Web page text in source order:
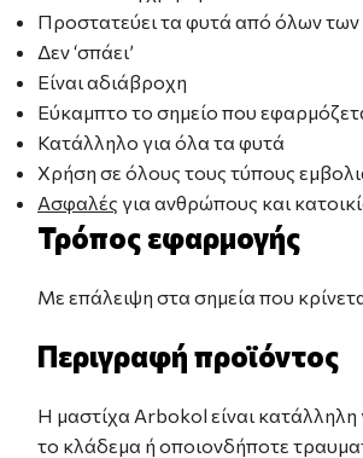
Προστατεύει τα φυτά από όλων των
Δεν ‘σπάει’
Είναι αδιάβροχη
Εύκαμπτο το σημείο που
Κατάλληλο για όλα τα φυτά
Χρήση σε όλους τους τύπους
Ασφαλές για ανθρώπους και
Τρόπος εφαρμογής
Με επάλειψη στα σημεία που
Περιγραφή προϊόντος
Η μαστίχα Arbokol είναι κατάλληλη
το κλάδεμα ή οποιονδήποτε